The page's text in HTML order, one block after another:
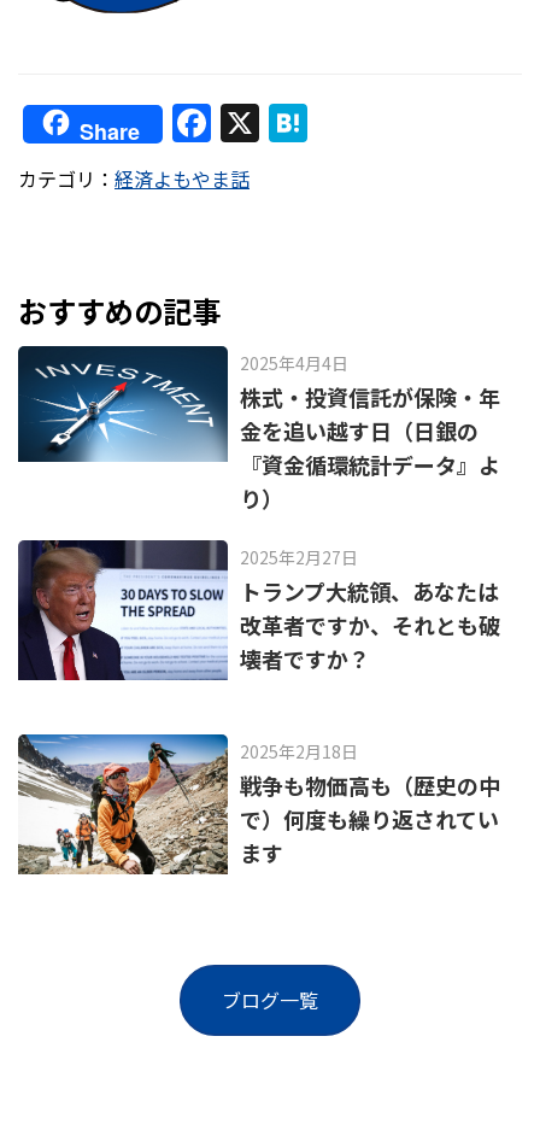
Share F
a
c
o
o
k
X
カテゴリ： 経済よもやま話
おすすめの記事
2025年4月4日
株式・投資信託が保険・年
金を追い越す日（日銀の
『資金循環統計データ』よ
り）
2025年2月27日
トランプ大統領、あなたは
改革者ですか、それとも破
壊者ですか？
2025年2月18日
戦争も物価高も（歴史の中
で）何度も繰り返されてい
ます
ブログ一覧